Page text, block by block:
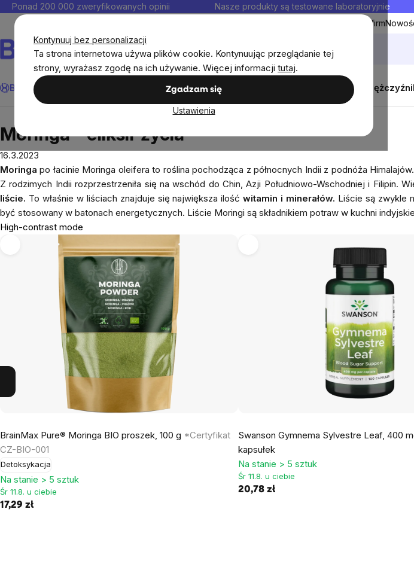
Kontynuuj bez personalizacji
Ta strona internetowa używa plików cookie. Kontynuując przeglądanie tej
strony, wyrażasz zgodę na ich używanie. Więcej informacji tutaj.
Zgadzam się
Ustawienia
Przejść
Ponad 200 000 zweryfikowanych opinii Nasze produkty są testowane laboratoryjnie
Współpraca hurtowa dla firm
Szukaj
BrainMax® PromocjaCeleSuplementy diety Zestawy promocyjne Mężczyźni
Moringa - eliksir życia
Moringa - eliksir życia
16.3.2023
Moringapo łacinie Moringa oleifera to roślina pochodząca z północnych Indii z podnóża
Z rodzimych Indii rozprzestrzeniła się na wschód do Chin, Azji Południowo-Wschodniej i Filipin.
liście. To właśnie w liściach znajduje się największa ilośćwitamin i minerałów. Liście są zwykle
być stosowany w batonach energetycznych. Liście Moringi są składnikiem potraw w kuchni
High-contrast mode
BrainMax Pure® Moringa BIO proszek, 100 g *Certyfikat
CZ-BIO-001
Detoksykacja
Na stanie > 5 sztuk
Śr 11.8. u ciebie
17,29 zł
Swanson Gymnema Sylvestre Leaf, 400
kapsułek
Na stanie > 5 sztuk
Śr 11.8. u ciebie
20,78 zł